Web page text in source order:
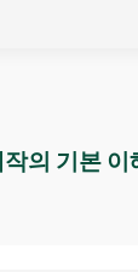
의 기본